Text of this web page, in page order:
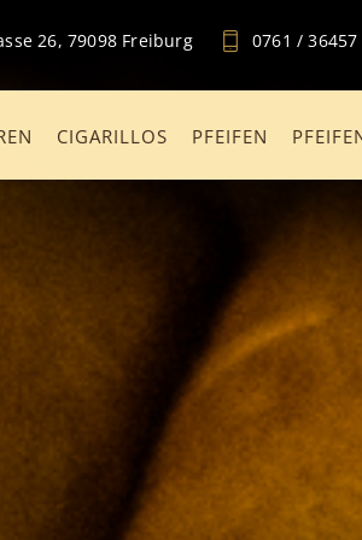
26, 79098 Freiburg 0761 / 36457
CIGARILLOS PFEIFEN